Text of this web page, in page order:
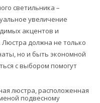
светильника –
увеличение
акцентов и
должна не только
но и быть экономной
с выбором помогут
люстра, расположенная
подвесному